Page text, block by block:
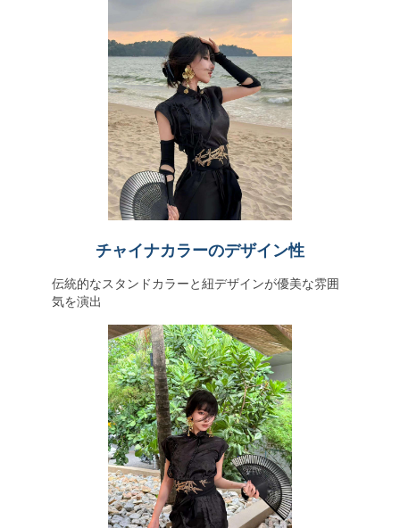
チャイナカラーのデザイン性
伝統的なスタンドカラーと紐デザインが優美な雰囲
気を演出